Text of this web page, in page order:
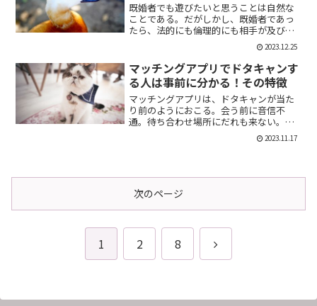
既婚者でも遊びたいと思うことは自然な
ことである。だがしかし、既婚者であっ
たら、法的にも倫理的にも相手が及び腰
になることは明らかだ。では、既婚者で
あることを言わない方がいいのか。否、
それは違う。既婚者であることを伝える
メリット出会い系で既婚者...
2023.12.25
マッチングアプリでドタキャンす
る人は事前に分かる！その特徴
マッチングアプリは、ドタキャンが当た
り前のようにおこる。会う前に音信不
通。待ち合わせ場所にだれも来ない。そ
んなの普通だ。迷惑な話だが、このドタ
キャン野郎どもは見分けることができ
2023.11.17
次のページ
1 2 8
次